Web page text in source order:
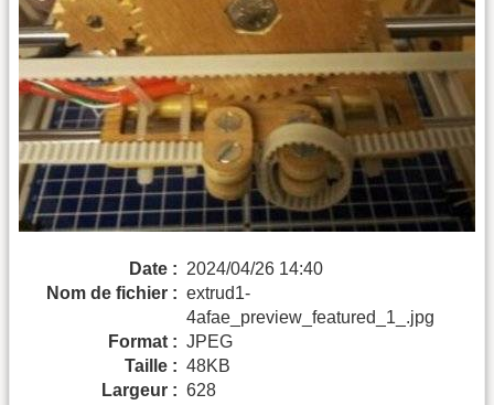
Date : 2024/04/26 14:40
Nom de fichier : extrud1-
4afae_preview_featured_1_.jpg
Format : JPEG
Taille : 48KB
Largeur : 628